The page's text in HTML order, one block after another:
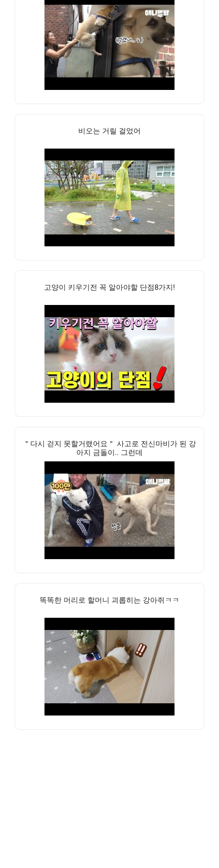
비오는 거릴 걸었어
고양이 키우기전 꼭 알아야할 단점8가지!
＂다시 걷지 못할거랬어요＂ 사고로 전신마비가 된 강
아지 금돌이.. 그런데
똑똑한 머리로 할머니 괴롭히는 강아쥐ㅋㅋ